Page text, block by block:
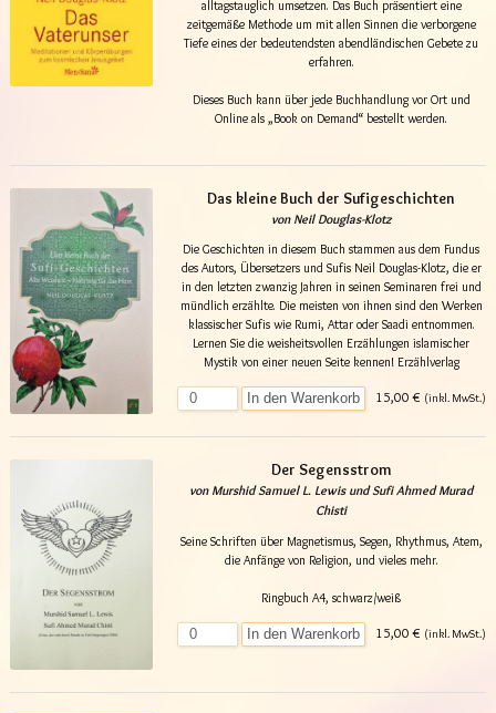
alltagstauglich umsetzen. Das Buch präsentiert eine
zeitgemäße Methode um mit allen Sinnen die verborgene
Tiefe eines der bedeutendsten abendländischen Gebete zu
erfahren.
Dieses Buch kann über jede Buchhandlung vor Ort und
Online als „Book on Demand“ bestellt werden.
Das kleine Buch der Sufigeschichten
von Neil Douglas-Klotz
Die Geschichten in diesem Buch stammen aus dem Fundus
des Autors, Übersetzers und Sufis Neil Douglas-Klotz, die er
in den letzten zwanzig Jahren in seinen Seminaren frei und
mündlich erzählte. Die meisten von ihnen sind den Werken
klassischer Sufis wie Rumi, Attar oder Saadi entnommen.
Lernen Sie die weisheitsvollen Erzählungen islamischer
Mystik von einer neuen Seite kennen! Erzählverlag
In den Warenkorb 15,00 € (inkl. MwSt.)
Der Segensstrom
von Murshid Samuel L. Lewis und Sufi Ahmed Murad
Chisti
Seine Schriften über Magnetismus, Segen, Rhythmus, Atem,
die Anfänge von Religion, und vieles mehr.
Ringbuch A4, schwarz/weiß
In den Warenkorb 15,00 € (inkl. MwSt.)